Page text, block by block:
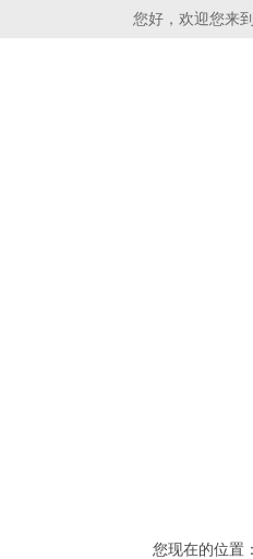
您好，欢迎您来
您现在的位置：